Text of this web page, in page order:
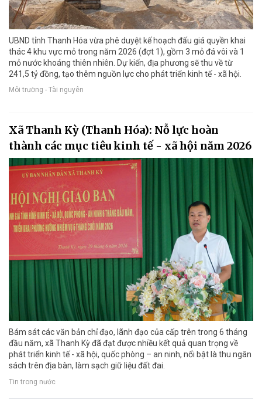
UBND tỉnh Thanh Hóa vừa phê duyệt kế hoạch đấu giá quyền khai
thác 4 khu vực mỏ trong năm 2026 (đợt 1), gồm 3 mỏ đá vôi và 1
mỏ nước khoáng thiên nhiên. Dự kiến, địa phương sẽ thu về từ
241,5 tỷ đồng, tạo thêm nguồn lực cho phát triển kinh tế - xã hội.
Môi trường - Tài nguyên
Xã Thanh Kỳ (Thanh Hóa): Nỗ lực hoàn
thành các mục tiêu kinh tế - xã hội năm 2026
Bám sát các văn bản chỉ đạo, lãnh đạo của cấp trên trong 6 tháng
đầu năm, xã Thanh Kỳ đã đạt được nhiều kết quả quan trọng về
phát triển kinh tế - xã hội, quốc phòng – an ninh, nổi bật là thu ngân
sách trên địa bàn, làm sạch giữ liệu đất đai.
Tin trong nước